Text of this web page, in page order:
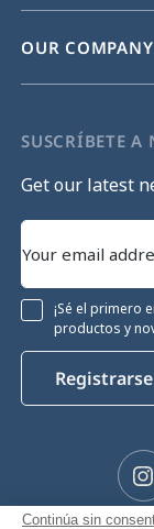
Continúa sin
OUR COMPANY
SUSCRÍBETE A
Get our latest
¡Sé el primero
productos y
Registrarse